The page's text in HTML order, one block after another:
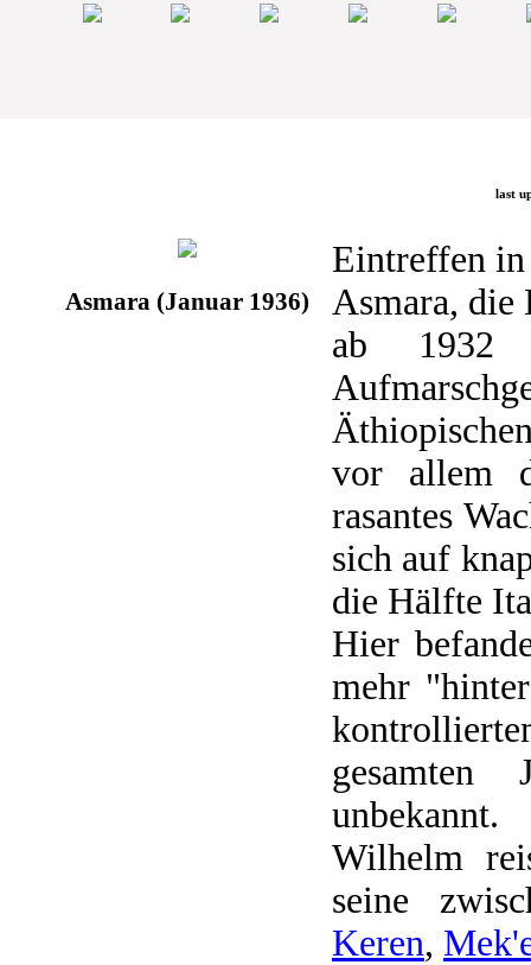
last
Asmara (Januar 1936)
Eintreffen in
Asmara, die
ab 1932
vor allem
rasantes
sich auf
die Hälfte
Hier
mehr
gesamten
unbekannt.
Wilhelm
seine
Keren,